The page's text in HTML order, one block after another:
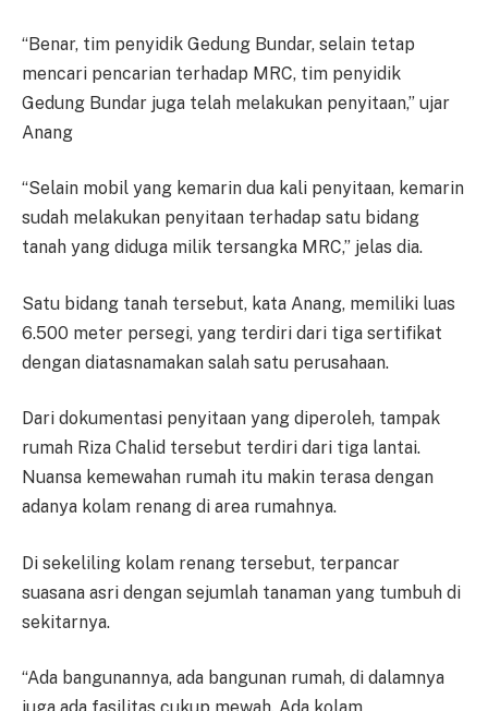
“Benar, tim penyidik Gedung Bundar, selain tetap
mencari pencarian terhadap MRC, tim penyidik
Gedung Bundar juga telah melakukan penyitaan,” ujar
Anang
“Selain mobil yang kemarin dua kali penyitaan, kemarin
sudah melakukan penyitaan terhadap satu bidang
tanah yang diduga milik tersangka MRC,” jelas dia.
Satu bidang tanah tersebut, kata Anang, memiliki luas
6.500 meter persegi, yang terdiri dari tiga sertifikat
dengan diatasnamakan salah satu perusahaan.
Dari dokumentasi penyitaan yang diperoleh, tampak
rumah Riza Chalid tersebut terdiri dari tiga lantai.
Nuansa kemewahan rumah itu makin terasa dengan
adanya kolam renang di area rumahnya.
Di sekeliling kolam renang tersebut, terpancar
suasana asri dengan sejumlah tanaman yang tumbuh di
sekitarnya.
“Ada bangunannya, ada bangunan rumah, di dalamnya